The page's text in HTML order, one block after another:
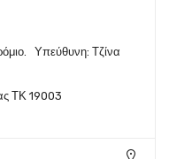
Υπεύθυνη: Τζίνα
ΤΚ 19003